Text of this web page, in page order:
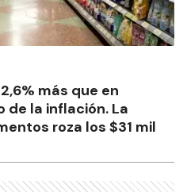
más que en
de la inflación. La
roza los $31 mil